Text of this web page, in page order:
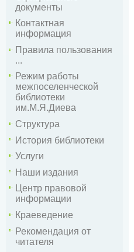
документы
Контактная
информация
Правила пользования
...
Режим работы
межпоселенческой
библиотеки
им.М.Я.Диева
Структура
История библиотеки
Услуги
Наши издания
Центр правовой
информации
Краеведение
Рекомендация от
читателя